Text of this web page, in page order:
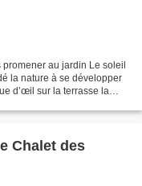
au jardin Le soleil
la nature à se développer
d’œil sur la terrasse la
Chalet des